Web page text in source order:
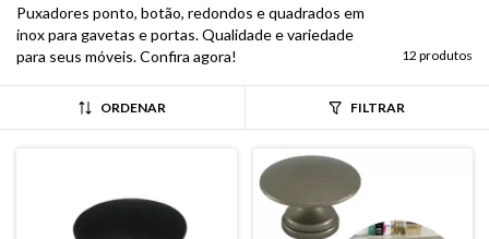
Puxadores ponto, botão, redondos e quadrados em
inox para gavetas e portas. Qualidade e variedade
para seus móveis. Confira agora!
12 produtos
ORDENAR FILTRAR